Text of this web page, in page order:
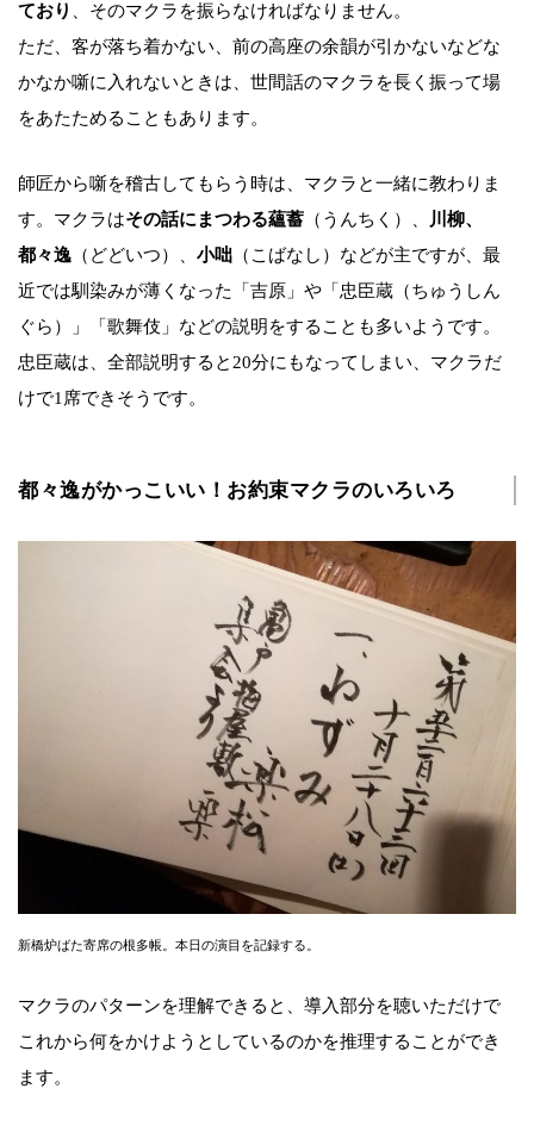
ており
、そのマクラを振らなければなりません。
ただ、客が落ち着かない、前の高座の余韻が引かないなどな
かなか噺に入れないときは、世間話のマクラを長く振って場
をあたためることもあります。
師匠から噺を稽古してもらう時は、マクラと一緒に教わりま
す。マクラはその話にまつわる蘊蓄 （うんちく）、
川柳、
都々逸 （どどいつ）、 小咄 （こばなし）などが主ですが、最
近では馴染みが薄くなった「吉原」や「忠臣蔵（ちゅうしん
ぐら）」「歌舞伎」などの説明をすることも多いようです。
忠臣蔵は、全部説明すると20分にもなってしまい、マクラだ
けで1席できそうです。
都々逸がかっこいい！お約束マクラのいろいろ
新橋炉ばた寄席の根多帳。本日の演目を記録する。
マクラのパターンを理解できると、導入部分を聴いただけで
これから何をかけようとしているのかを推理することができ
ます。